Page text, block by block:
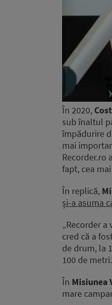
În 2020,
sub înaltul
împădurire
mai
Recorder.ro
fapt, cea
În replică,
și-a asuma
„Recorder
cred că a
de drum, la
100 de
În Misiunea
mare